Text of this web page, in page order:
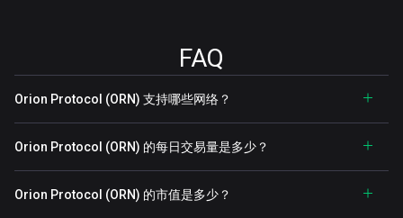
FAQ
Orion Protocol (ORN) 支持哪些网络？
Orion Protocol (ORN) 的每日交易量是多少？
Orion Protocol (ORN) 的市值是多少？